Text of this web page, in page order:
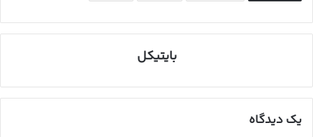
بایتیکل
یک دیدگاه